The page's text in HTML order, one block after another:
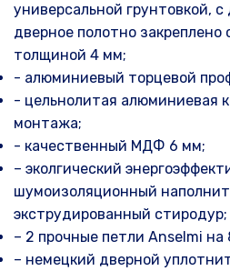
универсальной грунтовкой,
дверное полотно закреплено
толщиной 4 мм;
- алюминиевый торцевой
- цельнолитая алюминиевая
монтажа;
- качественный МДФ 6 мм;
– эколгический
шумоизоляционный
экструдированный стиродур;
– 2 прочные петли Anselmi на
– немецкий дверной